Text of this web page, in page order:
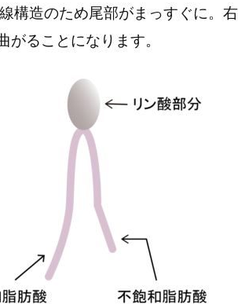
構造のため尾部がまっすぐに。
がることになります。